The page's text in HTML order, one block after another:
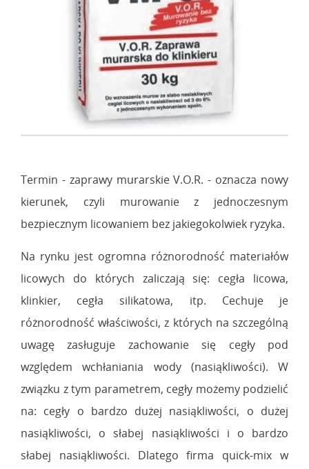
Termin - zaprawy murarskie V.O.R. - oznacza nowy
kierunek, czyli murowanie z jednoczesnym
bezpiecznym licowaniem bez jakiegokolwiek ryzyka.
Na rynku jest ogromna różnorodność materiałów
licowych do których zaliczają się: cegła licowa,
klinkier, cegła silikatowa, itp. Cechuje je
różnorodność właściwości, z których na szczególną
uwagę zasługuje zachowanie się cegły pod
względem wchłaniania wody (nasiąkliwości). W
związku z tym parametrem, cegły możemy podzielić
na: cegły o bardzo dużej nasiąkliwości, o dużej
nasiąkliwości, o słabej nasiąkliwości i o bardzo
słabej nasiąkliwości. Dlatego firma quick-mix w